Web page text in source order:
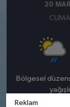
20
CUMA
Bölgesel
yağışlı
Reklam